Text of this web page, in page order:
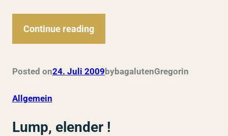
Continue reading
Posted on24. Juli 2009bybagalutenGregorin
Allgemein
Lump, elender !